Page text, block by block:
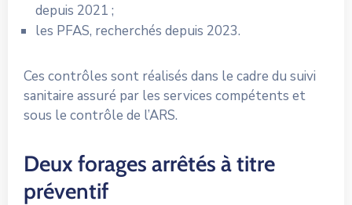
depuis 2021 ;
les PFAS, recherchés depuis 2023.
Ces contrôles sont réalisés dans le cadre du suivi
sanitaire assuré par les services compétents et
sous le contrôle de l’ARS.
Deux forages arrêtés à titre
préventif